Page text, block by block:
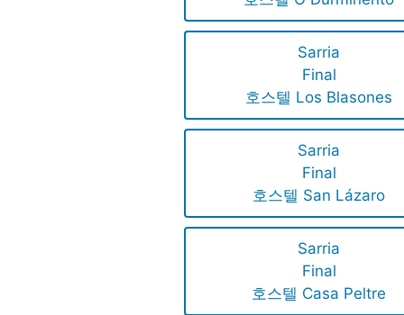
Sarria
Final
호스텔 Los Blasones
Sarria
Final
호스텔 San Lázaro
Sarria
Final
호스텔 Casa Peltre